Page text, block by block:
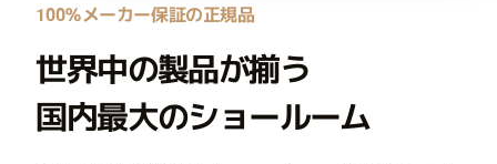
100％メーカー保証の正規品
世界中の製品が揃う
国内最大のショールーム